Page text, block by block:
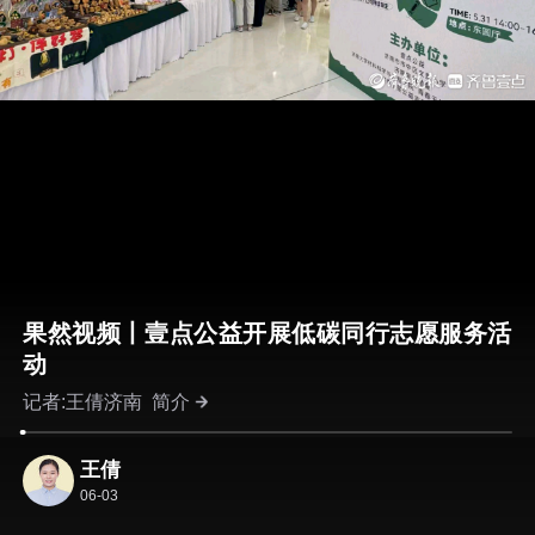
果然视频丨壹点公益开展低碳同行志愿服务活
动
记者:王倩济南简介
王倩
06-03